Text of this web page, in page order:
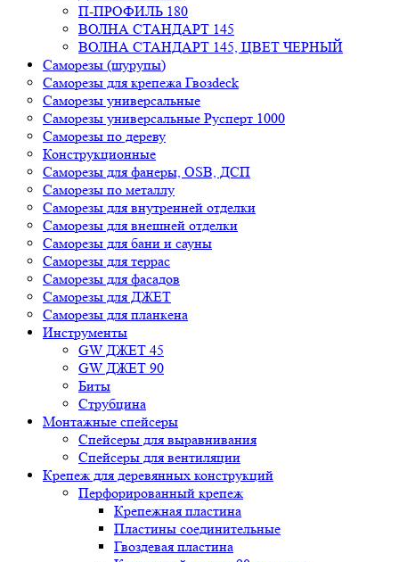
П-ПРОФИЛЬ 180
ВОЛНА СТАНДАРТ 145
ВОЛНА СТАНДАРТ 145, ЦВЕТ ЧЕРНЫЙ
Саморезы (шурупы)
Саморезы для крепежа Гвозdeck
Саморезы универсальные
Саморезы универсальные Русперт 1000
Саморезы по дереву
Конструкционные
Cаморезы для фанеры, OSB, ДСП
Саморезы по металлу
Саморезы для внутренней отделки
Саморезы для внешней отделки
Саморезы для бани и сауны
Саморезы для террас
Саморезы для фасадов
Саморезы для ДЖЕТ
Саморезы для планкена
Инструменты
GW ДЖЕТ 45
GW ДЖЕТ 90
Биты
Струбцина
Монтажные спейсеры
Спейсеры для выравнивания
Спейсеры для вентиляции
Крепеж для деревянных конструкций
Перфорированный крепеж
Крепежная пластина
Пластины соединительные
Гвоздевая пластина